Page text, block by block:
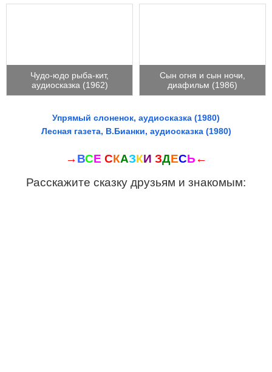
Чудо-юдо рыба-кит,
аудиосказка (1962)
Сын огня и сын ночи,
диафильм (1986)
Упрямый слоненок, аудиосказка (1980)
Лесная газета, В.Бианки, аудиосказка (1980)
→ ВСЕ СКАЗКИ ЗДЕСЬ ←
Расскажите сказку друзьям и знакомым: